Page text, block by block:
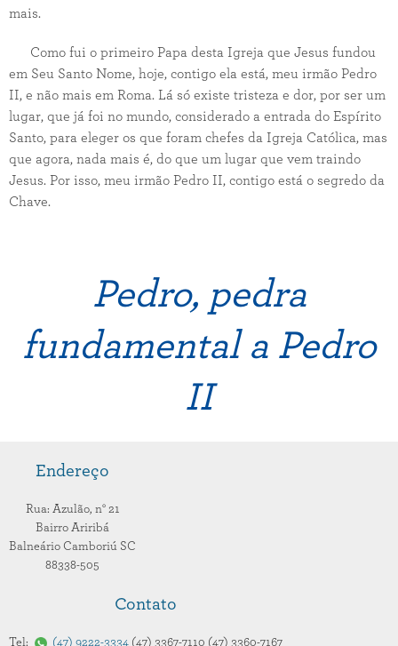
mais.
Como fui o primeiro Papa desta Igreja que Jesus fundou
em Seu Santo Nome, hoje, contigo ela está, meu irmão Pedro
II, e não mais em Roma. Lá só existe tristeza e dor, por ser um
lugar, que já foi no mundo, considerado a entrada do Espírito
Santo, para eleger os que foram chefes da Igreja Católica, mas
que agora, nada mais é, do que um lugar que vem traindo
Jesus. Por isso, meu irmão Pedro II, contigo está o segredo da
Chave.
Pedro, pedra
fundamental a Pedro
II
Endereço
Rua: Azulão, n° 21
Bairro Ariribá
Balneário Camboriú SC
88338-505
Contato
Tel: 47 9222-3334 47 3367-7110 47 3360-7167